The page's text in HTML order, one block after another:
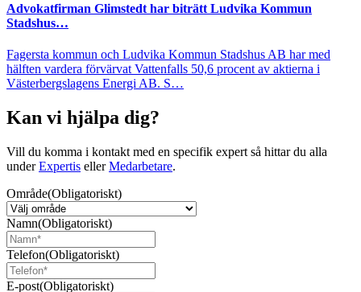
Advokatfirman Glimstedt har biträtt Ludvika Kommun
Stadshus…
Fagersta kommun och Ludvika Kommun Stadshus AB har med
hälften vardera förvärvat Vattenfalls 50,6 procent av aktierna i
Västerbergslagens Energi AB. S…
Kan vi hjälpa dig?
Vill du komma i kontakt med en specifik expert så hittar du alla
underExpertis ellerMedarbetare.
Område(Obligatoriskt)
Namn(Obligatoriskt)
Telefon(Obligatoriskt)
E-post(Obligatoriskt)